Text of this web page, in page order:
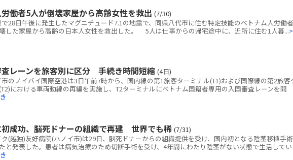
働者5人が倒壊家屋から高齢女性を救出 (7/30)
28日午後に発生したマグニチュード7.1の地震で、同県八代市に住む特定技能のベトナム人労働
した家屋から高齢の日本人女性を救出した。 5人は仕事からの帰宅途中に、近所に住む1人暮...
レーンを旅客別に区分 手続き時間短縮 (4日)
のノイバイ国際空港は3日午前7時から、国内線の第1旅客ターミナル(T1)および国際線の第2旅客
における車両動線の再編を実施し、T2ターミナルにベトナム国籍者専用の入国審査レーンを開
成功、脳死ドナーの組織で再建 世界でも稀 (7/31)
(越独)友好病院(ハノイ市)は29日、脳死ドナーからの組織提供を受け、国内初となる陰茎移植手術
と発表した。患者は病気治療のため切断手術を受け、4年間にわたり陰茎がない状態で生活してい